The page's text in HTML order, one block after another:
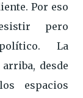
Por eso
pero
La
desde
espacios